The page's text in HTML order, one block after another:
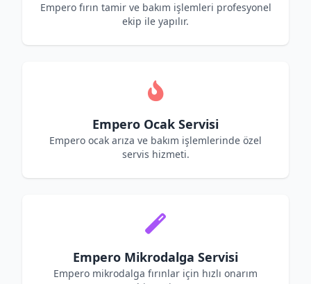
Empero fırın tamir ve bakım işlemleri profesyonel
ekip ile yapılır.
Empero Ocak Servisi
Empero ocak arıza ve bakım işlemlerinde özel
servis hizmeti.
Empero Mikrodalga Servisi
Empero mikrodalga fırınlar için hızlı onarım